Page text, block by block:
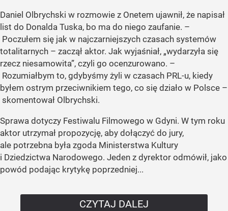
Daniel Olbrychski w rozmowie z Onetem ujawnił, że napisał
list do Donalda Tuska, bo ma do niego zaufanie. –
Poczułem się jak w najczarniejszych czasach systemów
totalitarnych – zaczął aktor. Jak wyjaśniał, „wydarzyła się
rzecz niesamowita”, czyli go ocenzurowano. –
Rozumiałbym to, gdybyśmy żyli w czasach PRL-u, kiedy
byłem ostrym przeciwnikiem tego, co się działo w Polsce –
skomentował Olbrychski.
Sprawa dotyczy Festiwalu Filmowego w Gdyni. W tym roku
aktor utrzymał propozycję, aby dołączyć do jury,
ale potrzebna była zgoda Ministerstwa Kultury
i Dziedzictwa Narodowego. Jeden z dyrektor odmówił, jako
powód podając krytykę poprzedniej...
CZYTAJ DALEJ